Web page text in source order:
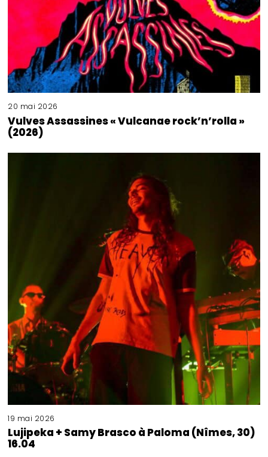
20 mai 2026
Vulves Assassines « Vulcanae rock’n’rolla »
(2026)
19 mai 2026
Lujipeka + Samy Brasco à Paloma (Nîmes, 30)
16.04